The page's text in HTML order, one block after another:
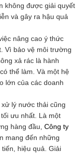
không được giải quyết
và gây ra hậu quả
nâng cao ý thức
Vì bảo vệ môi trường
xả rác là hành
thể làm. Và một hệ
lớn của các doanh
lý nước thải cũng
ưu nhất. Là một
hàng đầu, Công ty
mang đến những
tiến, hiệu quả. Giải